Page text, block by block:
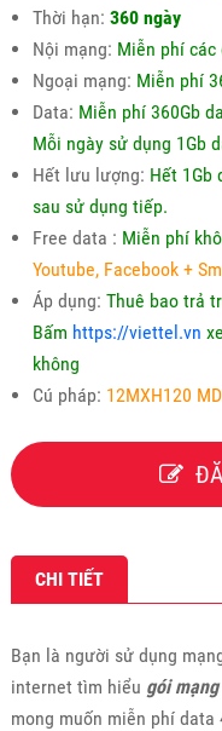
Thời hạn: 360 ngày
Nội mạng: Miễn phí
Ngoại mạng: Miễn phí
Data: Miễn phí 360Gb
Mỗi ngày sử dụng 1Gb
Hết lưu lượng: Hết 1Gb
sau sử dụng tiếp.
Free data : Miễn phí
Youtube, Facebook +
Áp dụng: Thuê bao trả
Bấm https://viettel.vn
không
Cú pháp: 12MXH120
CHI TIẾT
Bạn là người sử dụng
internet tìm hiểu gói
mong muốn miễn phí